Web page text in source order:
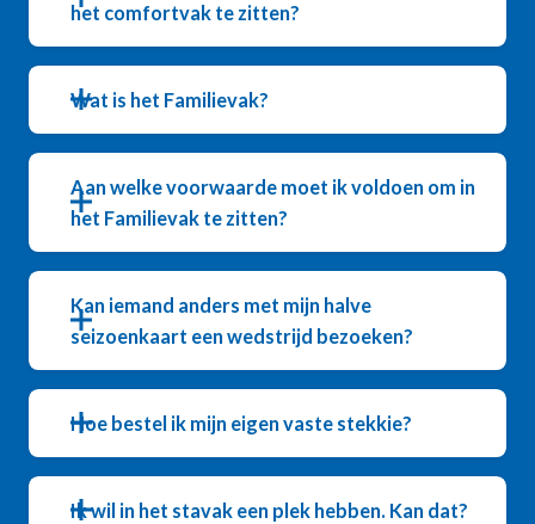
het comfortvak te zitten?
Wat is het Familievak?
Aan welke voorwaarde moet ik voldoen om in
het Familievak te zitten?
Kan iemand anders met mijn halve
seizoenkaart een wedstrijd bezoeken?
Hoe bestel ik mijn eigen vaste stekkie?
Ik wil in het stavak een plek hebben. Kan dat?